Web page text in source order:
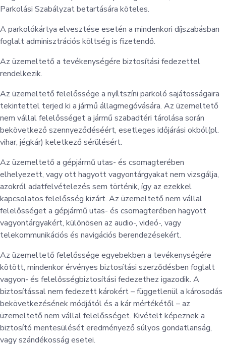
Parkolási Szabályzat betartására köteles.
A parkolókártya elvesztése esetén a mindenkori díjszabásban
foglalt adminisztrációs költség is fizetendő.
Az üzemeltető a tevékenységére biztosítási fedezettel
rendelkezik.
Az üzemeltető felelőssége a nyíltszíni parkoló sajátosságaira
tekintettel terjed ki a jármű állagmegóvására. Az üzemeltető
nem vállal felelősséget a jármű szabadtéri tárolása során
bekövetkező szennyeződéséért, esetleges időjárási okból(pl.
vihar, jégkár) keletkező sérülésért.
Az üzemeltető a gépjármű utas- és csomagterében
elhelyezett, vagy ott hagyott vagyontárgyakat nem vizsgálja,
azokról adatfelvételezés sem történik, így az ezekkel
kapcsolatos felelősség kizárt. Az üzemeltető nem vállal
felelősséget a gépjármű utas- és csomagterében hagyott
vagyontárgyakért, különösen az audio-, videó-, vagy
telekommunikációs és navigációs berendezésekért.
Az üzemeltető felelőssége egyebekben a tevékenységére
kötött, mindenkor érvényes biztosítási szerződésben foglalt
vagyon- és felelősségbiztosítási fedezethez igazodik. A
biztosítással nem fedezett károkért – függetlenül a károsodás
bekövetkezésének módjától és a kár mértékétől – az
üzemeltető nem vállal felelősséget. Kivételt képeznek a
biztosító mentesülését eredményező súlyos gondatlanság,
vagy szándékosság esetei.